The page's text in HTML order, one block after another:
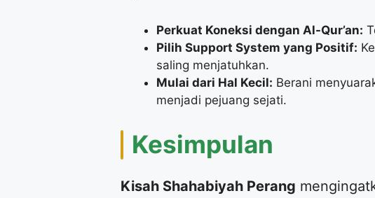
Perkuat Koneksi dengan Al-Qur’an:
Pilih Support System yang Positif:
saling menjatuhkan.
Mulai dari Hal Kecil: Berani
menjadi pejuang sejati.
​Kesimpulan
Kisah Shahabiyah Perang